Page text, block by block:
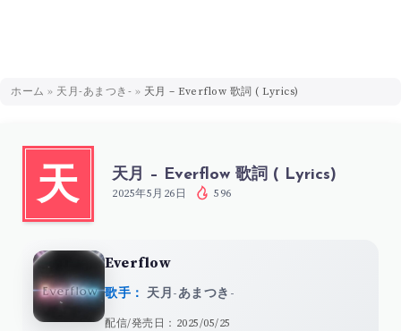
ホーム » 天月-あまつき- » 天月 – Everflow 歌詞 ( Lyrics)
天 天月 – Everflow 歌詞 ( Lyrics)
2025年5月26日 596
Everflow
歌手： 天月-あまつき-
配信/発売日：2025/05/25